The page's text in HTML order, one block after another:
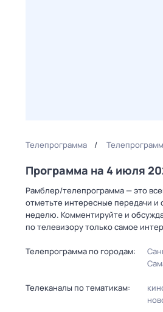
Телепрограмма
Программа на 4 июля
Рамблер/телепрограмма — это
отметьте интересные передачи и
неделю. Комментируйте и
по телевизору только самое
Телепрограмма по городам:
Телеканалы по тематикам: